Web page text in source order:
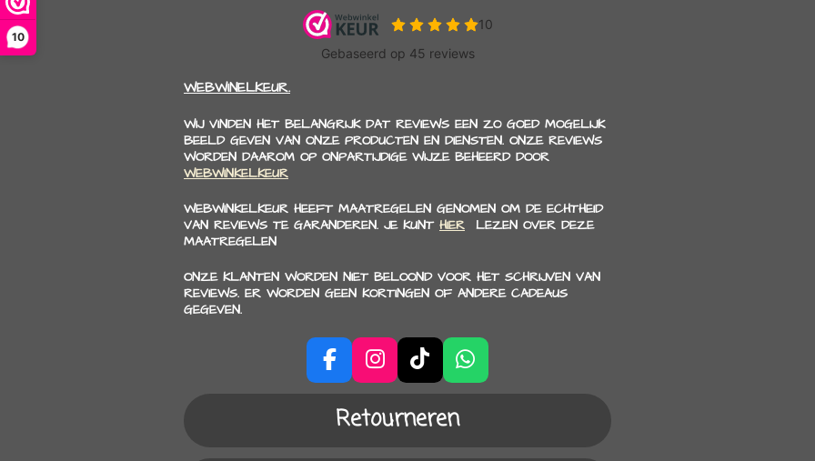
10
WEBWINELKEUR.
WIJ VINDEN HET BELANGRIJK DAT REVIEWS EEN ZO GOED MOGELIJK
BEELD GEVEN VAN ONZE PRODUCTEN EN DIENSTEN. ONZE REVIEWS
WORDEN DAAROM OP ONPARTIJDIGE WIJZE BEHEERD DOOR
WEBWINKELKEUR
WEBWINKELKEUR HEEFT MAATREGELEN GENOMEN OM DE ECHTHEID
VAN REVIEWS TE GARANDEREN. JE KUNT HIER LEZEN OVER DEZE
MAATREGELEN
ONZE KLANTEN WORDEN NIET BELOOND VOOR HET SCHRIJVEN VAN
REVIEWS. ER WORDEN GEEN KORTINGEN OF ANDERE CADEAUS
GEGEVEN.
F
a
b
I
n
s
t
a
T
i
k
T
o
W
h
s
Retourneren